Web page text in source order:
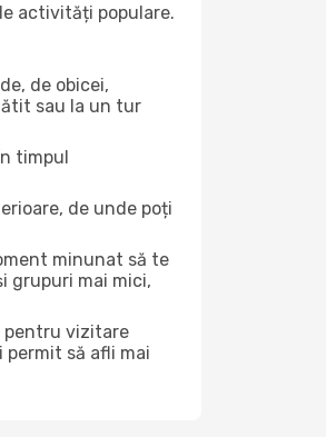
activități populare.
de obicei,
sau la un tur
timpul
de unde poți
minunat să te
grupuri mai mici,
pentru vizitare
să afli mai